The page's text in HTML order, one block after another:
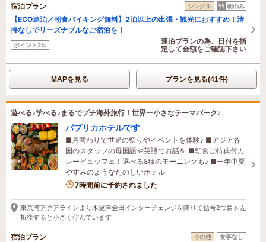
宿泊プラン シングル 朝のみ
【ECO連泊／朝食バイキング無料】2泊以上の出張・観光におすすめ！清
掃なしでリーズナブルなご宿泊を！
ポイント2%
連泊プランの為、日付を指
定して金額をご確認下さい
MAPを見る プランを見る(41件)
遊べる♪学べる♪まるでプチ海外旅行！世界一小さなテーマパーク♪
パプリカホテルです
■月替わりで世界の祭りやイベントを体験♪ ■アジア各
国のスタッフの母国語や英語でお話を ■朝食は特典付カ
レービュッフェ！選べる8種のモーニングも♪ ■一年中夏
やすみのようなたのしいホテル
2名がこの宿を見ています
7時間前に予約されました
東京湾アクアラインより木更津金田インターチェンジを降りて信号2つ目を左
折後すると小さく佇んでいます
宿泊プラン その他 食事なし